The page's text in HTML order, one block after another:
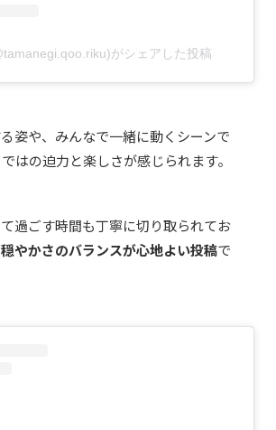
がシェアした投稿
姿や、みんなで一緒に動くシーンで
はの迫力と楽しさが感じられます。
過ごす時間も丁寧に切り取られてお
やかさのバランスが心地よい投稿で